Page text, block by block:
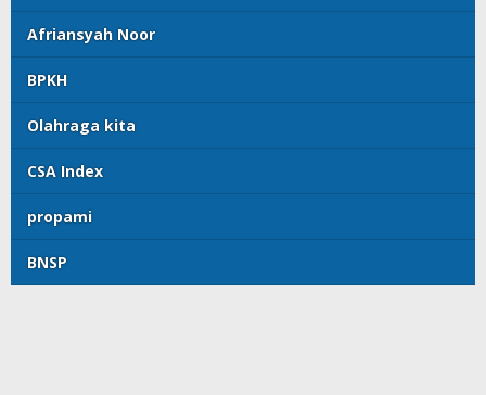
Afriansyah Noor
BPKH
Olahraga kita
CSA Index
propami
BNSP